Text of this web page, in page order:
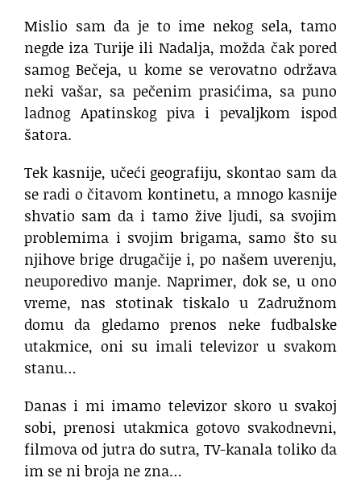
Mislio sam da je to ime nekog sela, tamo
negde iza Turije ili Nadalja, možda čak pored
samog Bečeja, u kome se verovatno održava
neki vašar, sa pečenim prasićima, sa puno
ladnog Apatinskog piva i pevaljkom ispod
šatora.
Tek kasnije, učeći geografiju, skontao sam da
se radi o čitavom kontinetu, a mnogo kasnije
shvatio sam da i tamo žive ljudi, sa svojim
problemima i svojim brigama, samo što su
njihove brige drugačije i, po našem uverenju,
neuporedivo manje. Naprimer, dok se, u ono
vreme, nas stotinak tiskalo u Zadružnom
domu da gledamo prenos neke fudbalske
utakmice, oni su imali televizor u svakom
stanu…
Danas i mi imamo televizor skoro u svakoj
sobi, prenosi utakmica gotovo svakodnevni,
filmova od jutra do sutra, TV-kanala toliko da
im se ni broja ne zna…